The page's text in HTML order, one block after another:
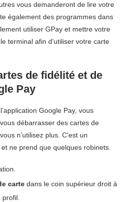
vous demanderont de lire votre
également des programmes dans
utiliser GPay et mettre votre
terminal afin d’utiliser votre carte
de fidélité et de
Pay
Google Pay, vous
débarrasser des cartes de
n’utilisez plus. C’est un
ne prend que quelques robinets.
carte dans le coin supérieur droit à